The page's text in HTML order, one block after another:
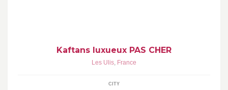
Kaftans luxueux PAS CHER
Les Ulis, France
CITY